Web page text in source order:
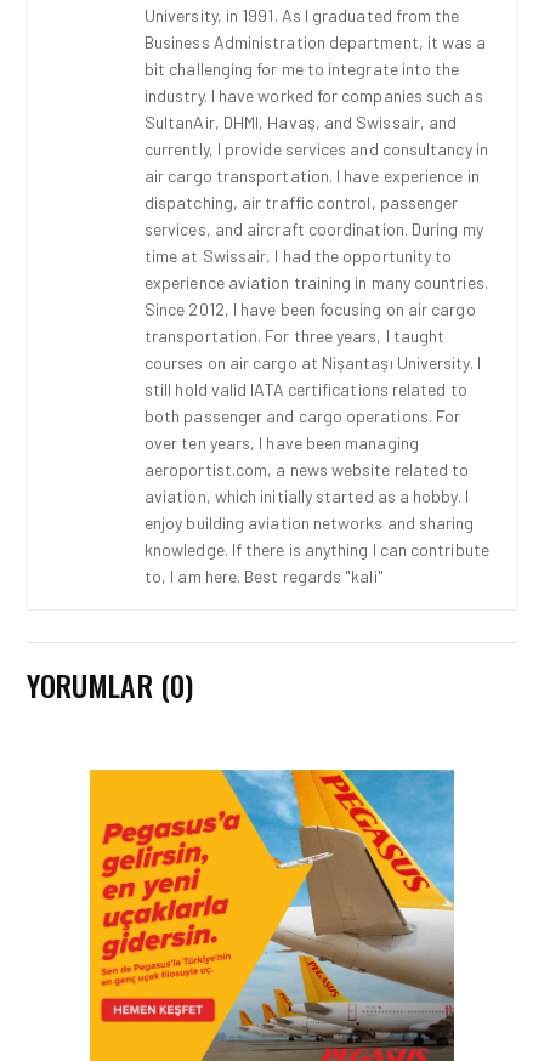
University, in 1991. As I graduated from the
Business Administration department, it was a
bit challenging for me to integrate into the
industry. I have worked for companies such as
SultanAir, DHMI, Havaş, and Swissair, and
currently, I provide services and consultancy in
air cargo transportation. I have experience in
dispatching, air traffic control, passenger
services, and aircraft coordination. During my
time at Swissair, I had the opportunity to
experience aviation training in many countries.
Since 2012, I have been focusing on air cargo
transportation. For three years, I taught
courses on air cargo at Nişantaşı University. I
still hold valid IATA certifications related to
both passenger and cargo operations. For
over ten years, I have been managing
aeroportist.com, a news website related to
aviation, which initially started as a hobby. I
enjoy building aviation networks and sharing
knowledge. If there is anything I can contribute
to, I am here. Best regards "kali"
YORUMLAR (0)
HAVAYOLU • 07 AĞU 2026
SUNEXPRESS’IN ÜÇ GÜN
ÜST ÜSTE GÜNLÜK
YOLCU SAYISI 71 BINI AŞTI
HAVAYOLU • 05 AĞU 2026
CORENDON’DAN YAKIT
VERIMLILIĞI VE
SÜRDÜRÜLEBILIRLIK IÇIN